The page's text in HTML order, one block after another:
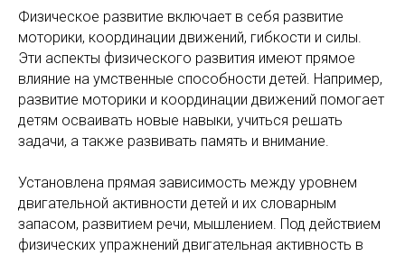
Физическое развитие включает в себя развитие
моторики, координации движений, гибкости и силы.
Эти аспекты физического развития имеют прямое
влияние на умственные способности детей. Например,
развитие моторики и координации движений помогает
детям осваивать новые навыки, учиться решать
задачи, а также развивать память и внимание.
Установлена прямая зависимость между уровнем
двигательной активности детей и их словарным
запасом, развитием речи, мышлением. Под действием
физических упражнений двигательная активность в